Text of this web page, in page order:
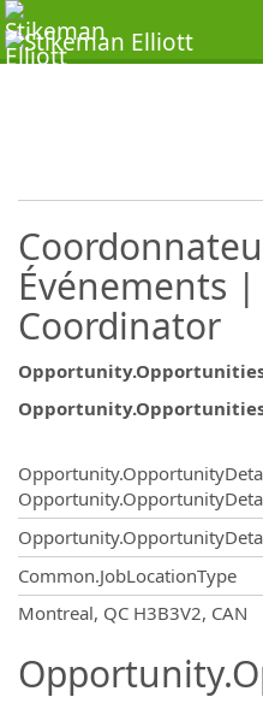
Événements
Coordinator
Common.JobLocationType
Montreal, QC H3B3V2, CAN